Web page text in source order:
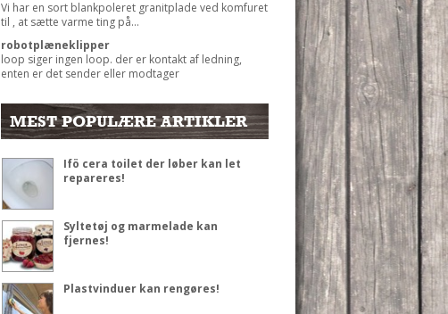
Vi har en sort blankpoleret granitplade ved komfuret
til , at sætte varme ting på...
robotplæneklipper
loop siger ingen loop. der er kontakt af ledning,
enten er det sender eller modtager
MEST POPULÆRE ARTIKLER
Ifö cera toilet der løber kan let
repareres!
Syltetøj og marmelade kan
fjernes!
Plastvinduer kan rengøres!